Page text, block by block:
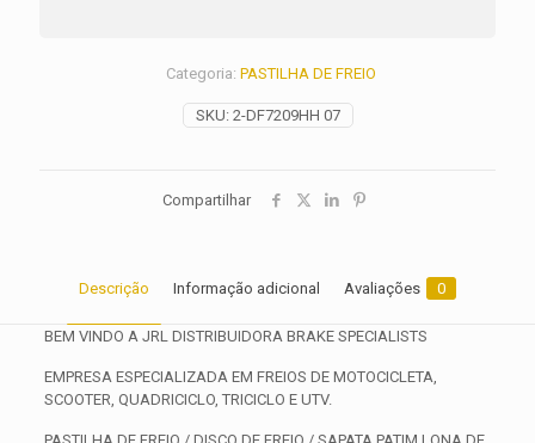
SKU: 2-DF7209HH 07
Categoria: PASTILHA DE FREIO
Compartilhar
Descrição Informação adicional Avaliações 0
BEM VINDO A JRL DISTRIBUIDORA BRAKE SPECIALISTS
EMPRESA ESPECIALIZADA EM FREIOS DE MOTOCICLETA,
SCOOTER, QUADRICICLO, TRICICLO E UTV.